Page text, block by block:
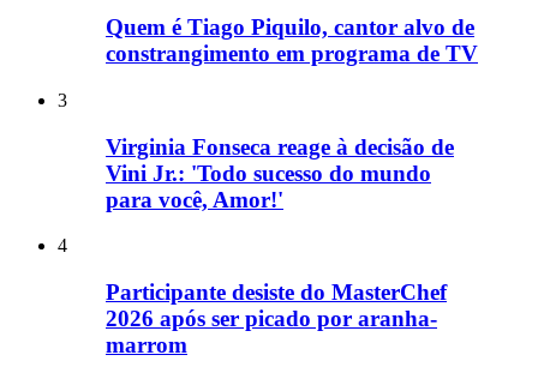
Quem é Tiago Piquilo, cantor alvo de
constrangimento em programa de TV
3
Virginia Fonseca reage à decisão de
Vini Jr.: 'Todo sucesso do mundo
para você, Amor!'
4
Participante desiste do MasterChef
2026 após ser picado por aranha-
marrom